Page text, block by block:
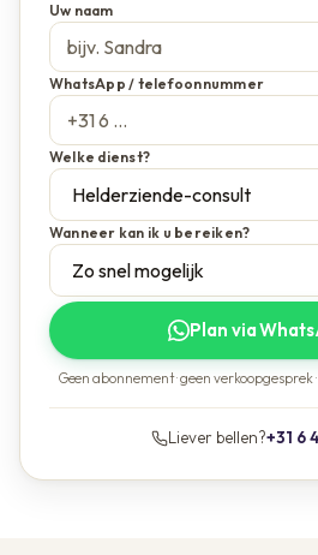
Uw naam
WhatsApp / telefoonnummer
Welke dienst?
Wanneer kan ik u bereiken?
Plan via
Geen abonnement · geen verkoopgesprek
Liever bellen?+31 6